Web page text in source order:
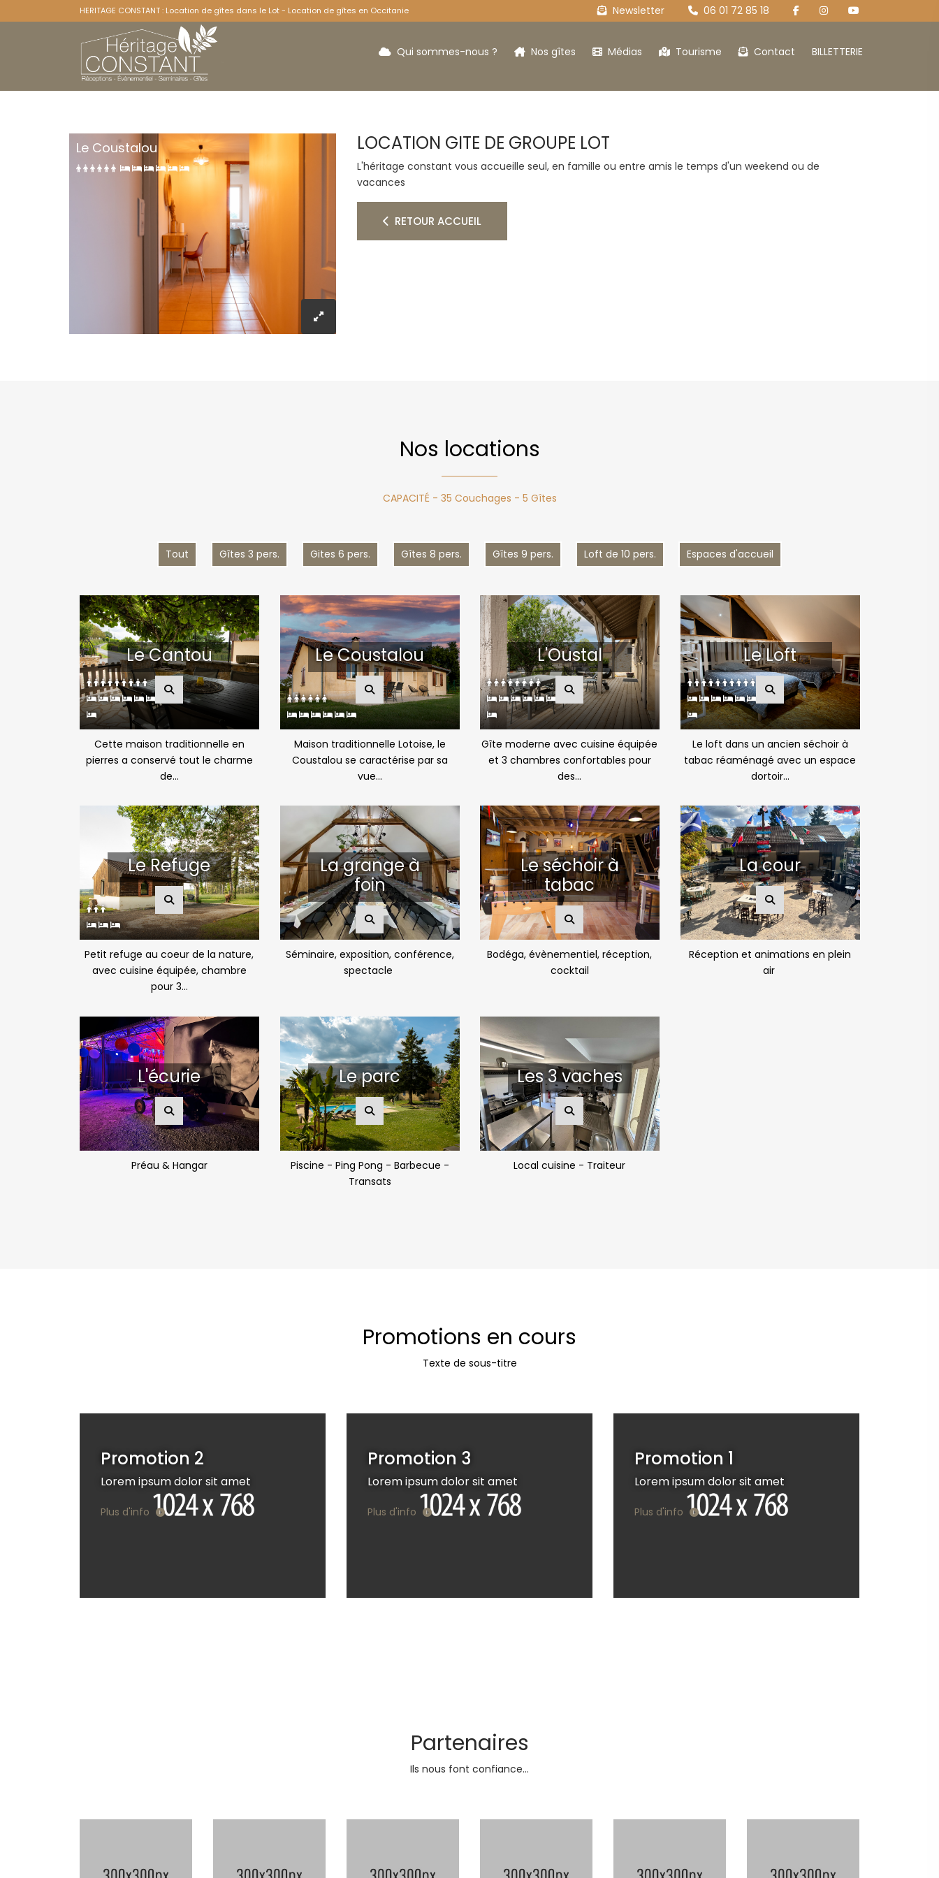
HERITAGE CONSTANT : Location de gîtes dans le Lot - Location de gîtes en Occitanie Newsletter 06 01 72 85 18
Qui sommes-nous ? Nos gîtes Médias Tourisme Contact BILLETTERIE
Le Coustalou Le Loft
LOCATION GITE DE GROUPE LOT
L'héritage constant vous accueille seul, en famille ou entre amis le temps d'un weekend ou de
vacances
RETOUR ACCUEIL
Nos locations
CAPACITÉ - 35 Couchages - 5 Gîtes
Tout Gîtes 3 pers. Gites 6 pers. Gîtes 8 pers. Gîtes 9 pers. Loft de 10 pers. Espaces d'accueil
Le Cantou
Cette maison traditionnelle en
pierres a conservé tout le charme
de...
Le Coustalou
Maison traditionnelle Lotoise, le
Coustalou se caractérise par sa
vue...
L'Oustal
Gîte moderne avec cuisine équipée
et 3 chambres confortables pour
des...
Le Loft
Le loft dans un ancien séchoir à
tabac réaménagé avec un espace
dortoir...
Le Refuge
Petit refuge au coeur de la nature,
avec cuisine équipée, chambre
pour 3...
La grange à
foin
Séminaire, exposition, conférence,
spectacle
Le séchoir à
tabac
Bodéga, évènementiel, réception,
cocktail
La cour
Réception et animations en plein
air
L'écurie
Préau & Hangar
Le parc
Piscine - Ping Pong - Barbecue -
Transats
Les 3 vaches
Local cuisine - Traiteur
Promotions en cours
Texte de sous-titre
Promotion 2
Lorem ipsum dolor sit amet
Plus d'info
Promotion 3
Lorem ipsum dolor sit amet
Plus d'info
Promotion 1
Lorem ipsum dolor sit amet
Plus d'info
Partenaires
Ils nous font confiance...